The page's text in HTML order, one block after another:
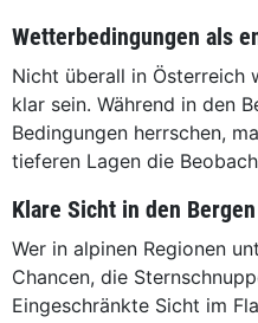
Wetterbedingungen als
Nicht überall in Österreich
klar sein. Während in den
Bedingungen herrschen,
tieferen Lagen die
Klare Sicht in den Bergen
Wer in alpinen Regionen
Chancen, die
Eingeschränkte Sicht im